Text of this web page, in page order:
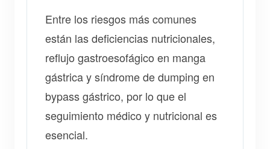
Entre los riesgos más comunes
están las deficiencias nutricionales,
reflujo gastroesofágico en manga
gástrica y síndrome de dumping en
bypass gástrico, por lo que el
seguimiento médico y nutricional es
esencial.